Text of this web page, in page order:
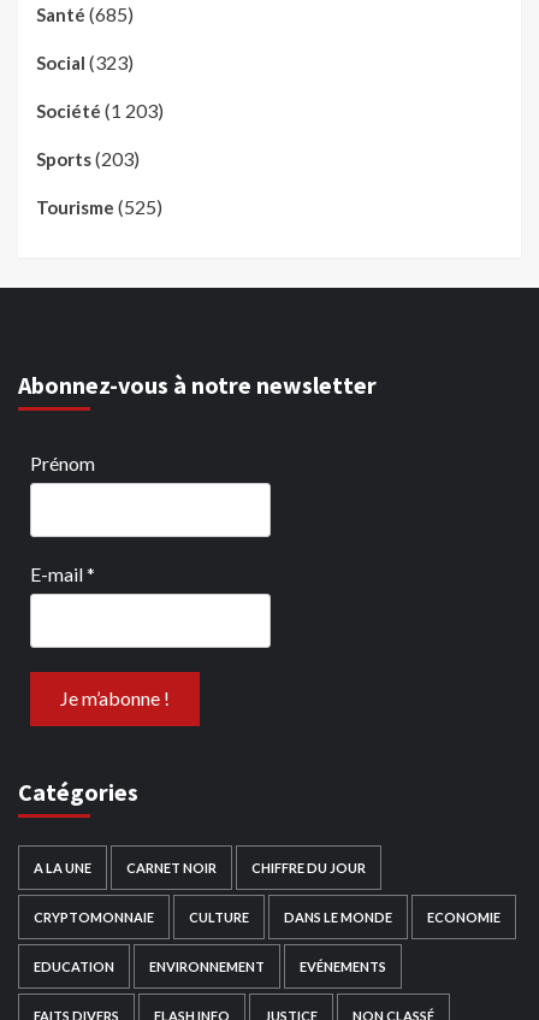
Santé (685)
Social (323)
Société (1 203)
Sports(203)
Tourisme (525)
Abonnez-vous à notre newsletter
Prénom
E-mail*
Catégories
A LA UNE CARNET NOIR CHIFFRE DU JOUR
CRYPTOMONNAIE CULTURE DANS LE MONDE ECONOMIE
EDUCATION ENVIRONNEMENT EVÉNEMENTS
FAITS DIVERS FLASH INFO JUSTICE NON CLASSÉ